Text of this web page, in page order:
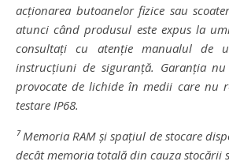
acționarea butoanelor fizice sau
atunci când produsul este expus la
consultați cu atenție manualul de
instrucțiuni de siguranță. Garanția
provocate de lichide în medii care nu
testare IP68.
⁷ Memoria RAM și spațiul de stocare
decât memoria totală din cauza stocării